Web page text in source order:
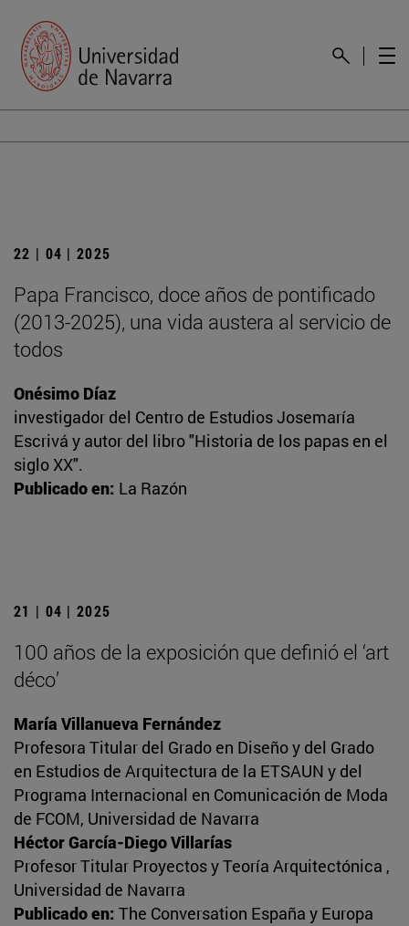
22 | 04 | 2025
Papa Francisco, doce años de pontificado
(2013-2025), una vida austera al servicio de
todos
Onésimo Díaz
investigador del Centro de Estudios Josemaría
Escrivá y autor del libro "Historia de los papas en el
siglo XX".
Publicado en: La Razón
21 | 04 | 2025
100 años de la exposición que definió el ‘art
déco’
María Villanueva Fernández
Profesora Titular del Grado en Diseño y del Grado
en Estudios de Arquitectura de la ETSAUN y del
Programa Internacional en Comunicación de Moda
de FCOM, Universidad de Navarra
Héctor García-Diego Villarías
Profesor Titular Proyectos y Teoría Arquitectónica ,
Universidad de Navarra
Publicado en: The Conversation España y Europa